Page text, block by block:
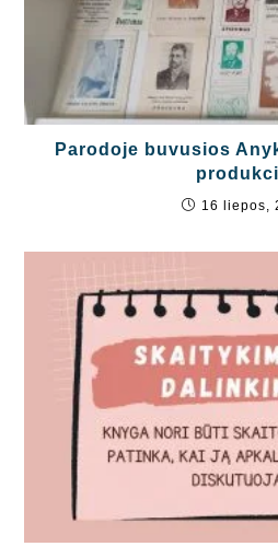
Parodoje buvusios
16 liepos,